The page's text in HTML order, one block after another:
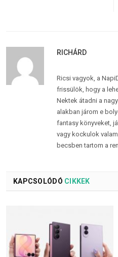
RICHÁRD
Ricsi vagyok, a
frissülök, hogy a
Nektek átadni a
alakban járom e
fantasy könyveket,
vagy kockulok
becsben tartom a
KAPCSOLÓDÓ CIKKEK